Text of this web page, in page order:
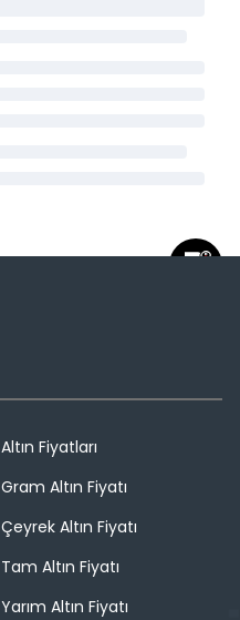
Altın Fiyatları
Gram Altın Fiyatı
Çeyrek Altın Fiyatı
Tam Altın Fiyatı
Yarım Altın Fiyatı